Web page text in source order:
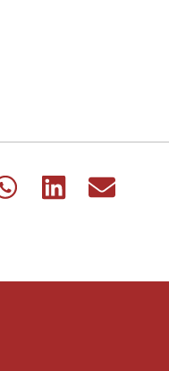
Share
Share
Share